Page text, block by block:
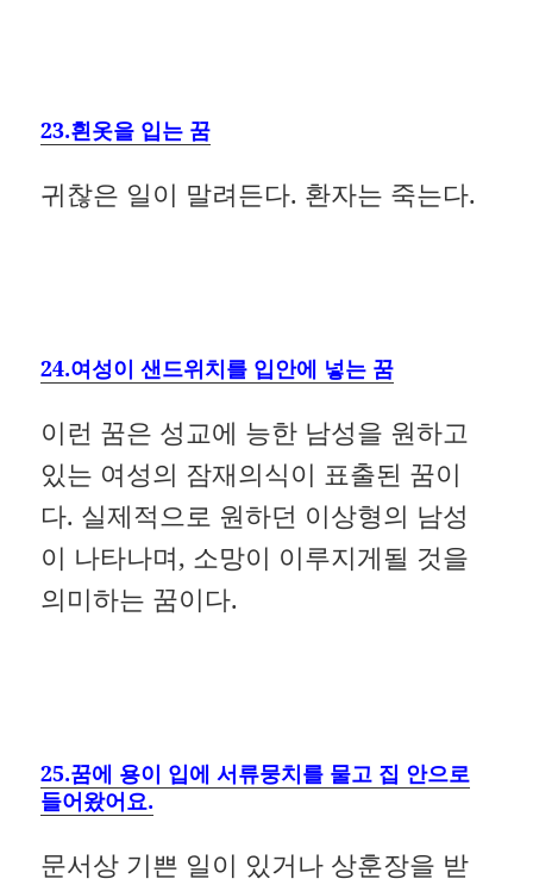
23.흰옷을 입는 꿈
귀찮은 일이 말려든다. 환자는 죽는다.
24.여성이 샌드위치를 입안에 넣는 꿈
이런 꿈은 성교에 능한 남성을 원하고
있는 여성의 잠재의식이 표출된 꿈이
다. 실제적으로 원하던 이상형의 남성
이 나타나며, 소망이 이루지게될 것을
의미하는 꿈이다.
25.꿈에 용이 입에 서류뭉치를 물고 집 안으로
들어왔어요.
문서상 기쁜 일이 있거나 상훈장을 받